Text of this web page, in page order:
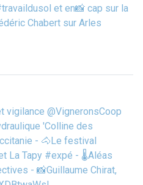
et en📸 cap sur la
Chabert sur Arles
@VigneronsCoop
'Colline des
- 🐴Le festival
La Tapy #expé - 🌡️Aléas
- 📸Guillaume Chirat,